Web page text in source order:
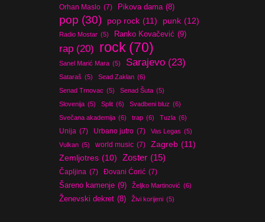
Orhan Maslo (7) Pikova dama (8)
pop (30) pop rock (11) punk (12)
Radio Mostar (5) Ranko Kovačević (9)
rap (20) rock (70)
Sanel Marić Mara (5) Sarajevo (23)
Sataraš (5) Sead Zaklan (6)
Senad Trnovac (5) Senad Šuta (5)
Slovenija (5) Split (6) Svadbeni bluz (6)
Svečana akademija (6) trap (6) Tuzla (6)
Unija (7) Urbano jutro (7) Vas Legas (5)
Vulkan (5) world music (7) Zagreb (11)
Zemljotres (10) Zoster (15)
Čapljina (7) Đovani Ćorić (7)
Šareno kamenje (9) Željko Martinović (6)
Ženevski dekret (8) Živi korijeni (5)